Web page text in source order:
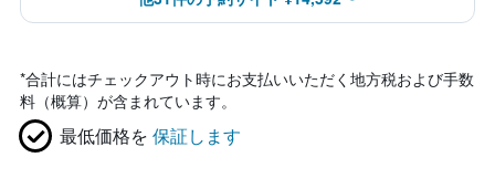
*合計にはチェックアウト時にお支払いいただく地方税および手数
料（概算）が含まれています。
最低価格を 保証します